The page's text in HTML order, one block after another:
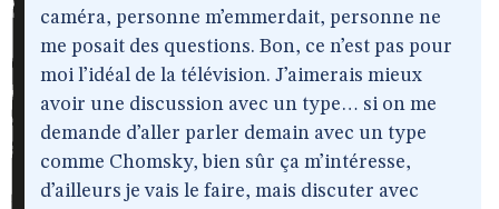
caméra, personne m’emmerdait, personne ne
me posait des questions. Bon, ce n’est pas pour
moi l’idéal de la télévision. J’aimerais mieux
avoir une discussion avec un type… si on me
demande d’aller parler demain avec un type
comme Chomsky, bien sûr ça m’intéresse,
d’ailleurs je vais le faire, mais discuter avec